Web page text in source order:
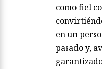
como fiel
en un
pasado y,